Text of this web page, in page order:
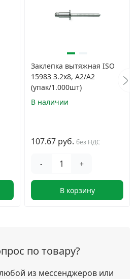
Заклепка вытяжная ISO
15983 3.2х8, A2/A2
(упак/1.000шт)
В наличии
107.67 руб. без НДС
- +
В корзину
по товару?
из мессенджеров или